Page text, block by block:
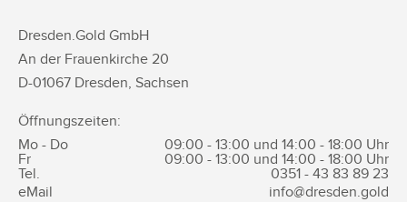
Dresden.Gold GmbH
An der Frauenkirche 20
D-01067 Dresden, Sachsen
Öffnungszeiten:
Mo - Do
09:00 - 13:00 und 14:00 - 18:00 Uhr
Fr
09:00 - 13:00 und 14:00 - 18:00 Uhr
Tel.
0351 - 43 83 89 23
eMail
info@dresden.gold